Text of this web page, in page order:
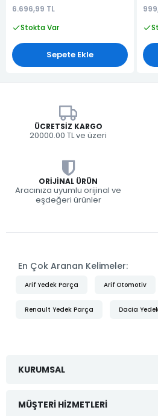
6.696,99 TL
Stokta Var
Sepete Ekle
ÜCRETSIZ KARGO
20000.00 TL ve üzeri
ORIJINAL ÜRÜN
Aracınıza uyumlu orijinal ve
eşdeğeri ürünler
En Çok Aranan Kelimeler:
Arif Yedek Parça Arif Otomotiv
Renault Yedek Parça Dacia
KURUMSAL
MÜŞTERI HIZMETLERI